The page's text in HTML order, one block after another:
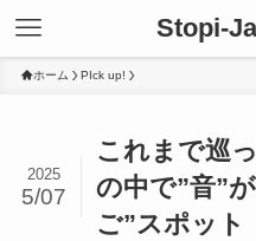
Stopi-
ホーム PIck up!
これまで巡
の中で”音”
ご”スポット
2025
5/07